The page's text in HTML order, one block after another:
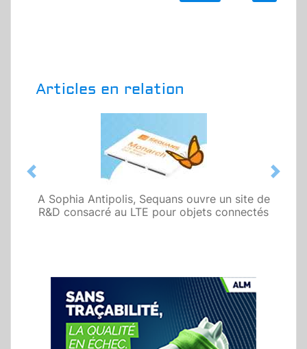
Articles en relation
A Sophia Antipolis, Sequans ouvre un site de
R&D consacré au LTE pour objets connectés
Previous Next